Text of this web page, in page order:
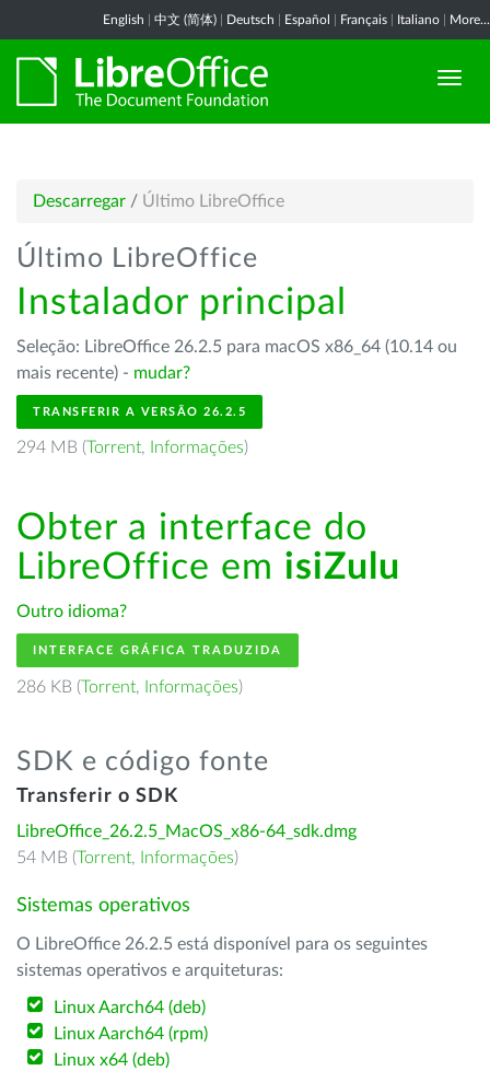
English 中文 (简体) Deutsch Español Français Italiano More...
Descarregar / Último LibreOffice
Último LibreOffice
Instalador principal
Seleção: LibreOffice 26.2.5 para macOS x86_64 (10.14 ou
mais recente) - mudar?
TRANSFERIR A VERSÃO 26.2.5
294 MB (Torrent, Informações)
Obter a interface do
LibreOffice em isiZulu
Outro idioma?
INTERFACE GRÁFICA TRADUZIDA
286 KB (Torrent, Informações)
SDK e código fonte
Transferir o SDK
LibreOffice_26.2.5_MacOS_x86-64_sdk.dmg
54 MB (Torrent, Informações)
Sistemas operativos
O LibreOffice 26.2.5 está disponível para os seguintes
sistemas operativos e arquiteturas:
Linux Aarch64 (deb)
Linux Aarch64 (rpm)
Linux x64 (deb)